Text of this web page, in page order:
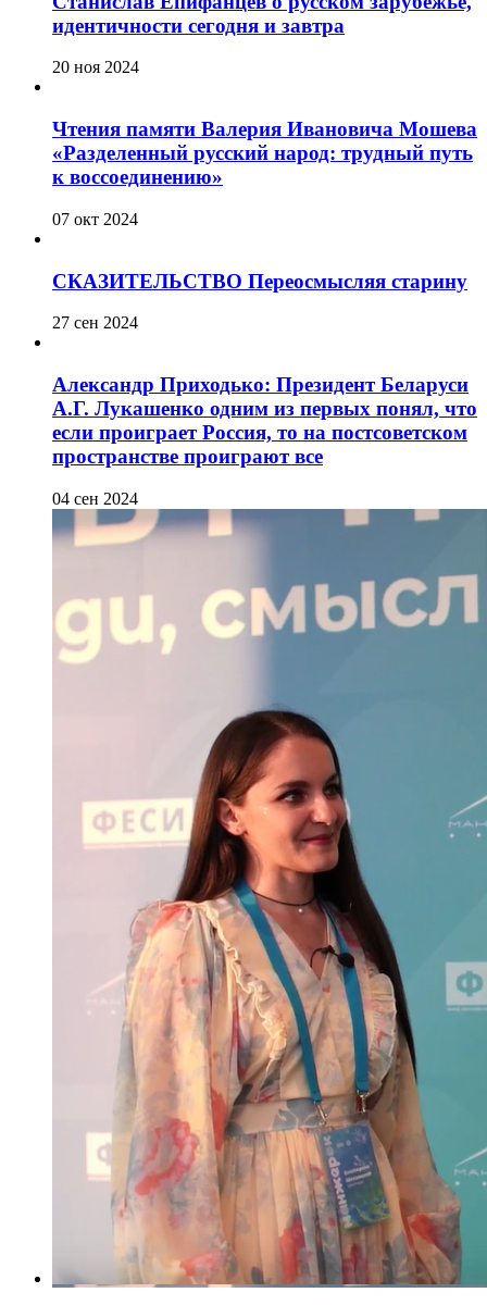
идентичности сегодня и завтра
20 ноя 2024
Чтения памяти Валерия Ивановича Мошева
«Разделенный русский народ: трудный путь
к воссоединению»
07 окт 2024
СКАЗИТЕЛЬСТВО Переосмысляя старину
27 сен 2024
Александр Приходько: Президент Беларуси
А.Г. Лукашенко одним из первых понял, что
если проиграет Россия, то на постсоветском
пространстве проиграют все
04 сен 2024